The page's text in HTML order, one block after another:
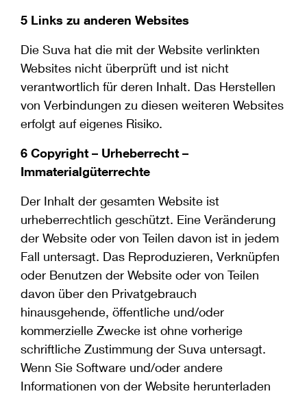
5 Links zu anderen Websites
Die Suva hat die mit der Website verlinkten
Websites nicht überprüft und ist nicht
verantwortlich für deren Inhalt. Das Herstellen
von Verbindungen zu diesen weiteren Websites
erfolgt auf eigenes Risiko.
6 Copyright – Urheberrecht –
Immaterialgüterrechte
Der Inhalt der gesamten Website ist
urheberrechtlich geschützt. Eine Veränderung
der Website oder von Teilen davon ist in jedem
Fall untersagt. Das Reproduzieren, Verknüpfen
oder Benutzen der Website oder von Teilen
davon über den Privatgebrauch
hinausgehende, öffentliche und/oder
kommerzielle Zwecke ist ohne vorherige
schriftliche Zustimmung der Suva untersagt.
Wenn Sie Software und/oder andere
Informationen von der Website herunterladen